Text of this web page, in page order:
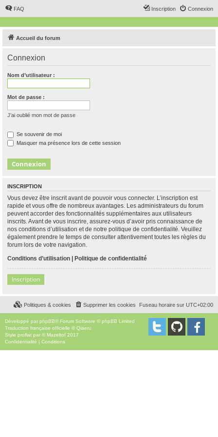
FAQ Connexion
Inscription
Accueil du forum
Connexion
Nom d’utilisateur :
Mot de passe :
J’ai oublié mon mot de passe
Se souvenir de moi
Masquer ma présence lors de cette session
INSCRIPTION
Vous devez être inscrit avant de pouvoir vous connecter. L’inscription est
rapide et vous offre de nombreux avantages. Les administrateurs du forum
peuvent accorder des fonctionnalités supplémentaires aux utilisateurs
inscrits. Avant de vous inscrire, assurez-vous d’avoir pris connaissance de
nos conditions d’utilisation et de notre politique de confidentialité. Veuillez
également prendre le temps de consulter attentivement toutes les règles du
forum lors de votre navigation.
Conditions d’utilisation | Politique de confidentialité
Inscription
Fuseau horaire sur UTC+02:00
Supprimer les cookies
Politiques & cookies
Développé par phpBB® Forum Software © phpBB Limited
Traduction française officielle ©Qiaeru
Style proflat par © Mazeltof 2017
Confidentialité | Conditions